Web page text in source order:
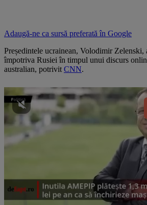
Adaugă-ne ca sursă preferată în Google
Președintele ucrainean, Volodimir Zelenski,
împotriva Rusiei în timpul unui discurs
australian, potrivit CNN.